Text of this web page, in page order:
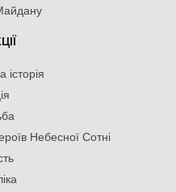
Небесної Сотні